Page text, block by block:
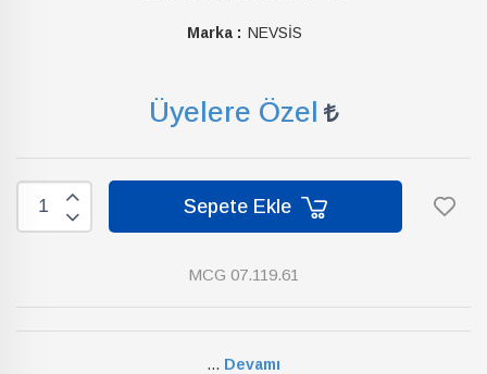
Marka : NEVSİS
Üyelere Özel
Sepete Ekle
MCG 07.119.61
... Devamı